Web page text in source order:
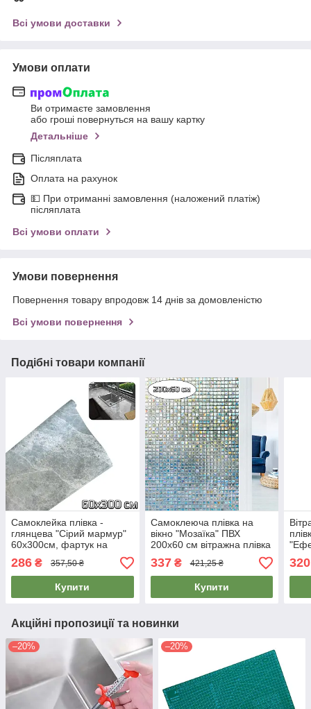
Всі умови доставки
Умови оплати
Ви отримаєте замовлення
або гроші повернуться на вашу картку
Детальніше
Післяплата
Оплата на рахунок
💵 При отриманні замовлення (наложений платіж)
післяплата
Всі умови оплати
Умови повернення
Повернення товару впродовж 14 днів за домовленістю
Всі умови повернення
Подібні товари компанії
Самоклейка плівка -
глянцева "Сірий мармур"
60х300см, фартук на
рабочую стенку кухни -
самоклейка
286 ₴ 357,50 ₴
Купити
Самоклеюча плівка на
вікно "Мозаїка" ПВХ
200х60 см вітражна плівка
для вікон, декоративна
плівка на вікна
337₴ 421,25 ₴
Купити
320
Акційні пропозиції та новинки
–20% –20%